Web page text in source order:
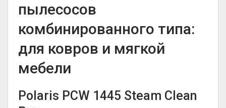
пылесосов
комбинированного типа:
для ковров и мягкой
мебели
Polaris PCW 1445 Steam Clean